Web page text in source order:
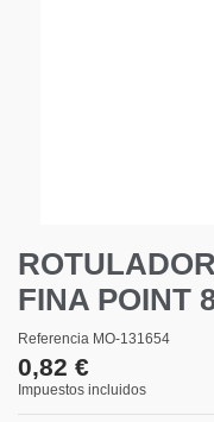
FINA POINT
Referencia MO-131654
0,82 €
Impuestos incluidos